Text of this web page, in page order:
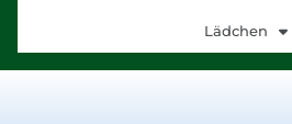
Lädchen